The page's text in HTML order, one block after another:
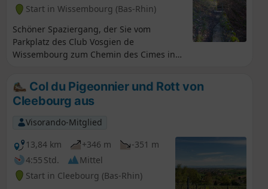
Start in Wissembourg (Bas-Rhin)
Schöner Spaziergang, der Sie vom
Parkplatz des Club Vosgien de
Wissembourg zum Chemin des Cimes in
Panzergräben und entlang des Weges mit
den Grenzsteinen, auf denen die Wappen
der Gemeinden Climbach und Cleebourg
zu erkennen sind. Die einzige
Schwierigkeit ist die Überquerung des
Grabens am Punkt (7).
Col du Pigeonnier und Rott von
Cleebourg aus
Visorando-Mitglied
13,84 km
+346 m
-351 m
4:55 Std.
Mittel
Start in Cleebourg (Bas-Rhin)